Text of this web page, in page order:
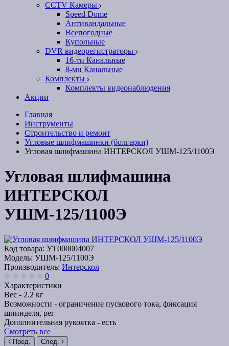
CCTV Камеры
Speed Dome
Антивандальные
Всепогодные
Купольные
DVR видеорегистраторы
16-ти Канальные
8-ми Канальные
Комплекты
Комплекты видеонаблюдения
Акции
Главная
Инструменты
Строительство и ремонт
Угловые шлифмашинки (болгарки)
Угловая шлифмашина ИНТЕРСКОЛ УШМ-125/1100Э
Угловая шлифмашина
ИНТЕРСКОЛ
УШМ-125/1100Э
Код товара: УТ000004007
Модель: УШМ-125/1100Э
Производитель: Интерскол
0
Характеристики
Вес - 2.2 кг
Возможности - ограничение пускового тока, фиксация
шпинделя, рег
Дополнительная рукоятка - есть
Смотреть все
Пред. След.